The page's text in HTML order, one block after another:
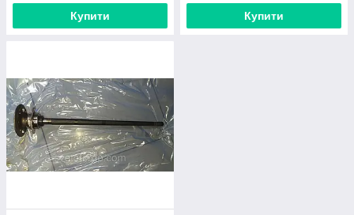
Купити Купити